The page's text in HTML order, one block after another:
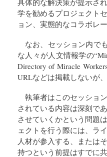
具体的な解決策が提示さ
学を勧めるプロジェクト
ョン、実態的なコラボレ
なお、セッション内で
な人々が人文情報学の
Directory of Miracle
URLなどは掲載しないが
執筆者はこのセッショ
されている内容は深刻で
させていくかという問題
ェクトを行う際には、ラ
人材が参入する、または
持つという前提はすでに